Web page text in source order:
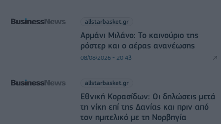
allstarbasket.gr
Αρμάνι Μιλάνο: Το καινούριο της
ρόστερ και ο αέρας ανανέωσης
08/08/2026 - 20:43
allstarbasket.gr
Εθνική Κορασίδων: Οι δηλώσεις μετά
τη νίκη επί της Δανίας και πριν από
τον ημιτελικό με τη Νορβηγία